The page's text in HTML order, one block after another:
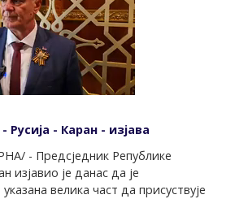
Русија - Каран - изјава
- Предсједник Републике
изјавио је данас да је
велика част да присуствује